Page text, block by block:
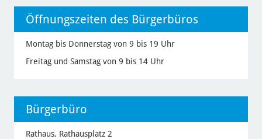
Öffnungszeiten des Bürgerbüros
Montag bis Donnerstag von 9 bis 19 Uhr
Freitag und Samstag von 9 bis 14 Uhr
Bürgerbüro
Rathaus, Rathausplatz 2